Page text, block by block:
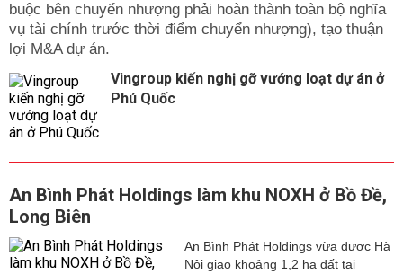
buộc bên chuyển nhượng phải hoàn thành toàn bộ nghĩa
vụ tài chính trước thời điểm chuyển nhượng), tạo thuận
lợi M&A dự án.
Vingroup kiến nghị gỡ vướng loạt dự án ở
Phú Quốc
An Bình Phát Holdings làm khu NOXH ở Bồ Đề,
Long Biên
An Bình Phát Holdings vừa được Hà
Nội giao khoảng 1,2 ha đất tại